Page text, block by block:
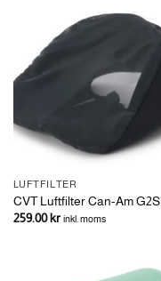
LUFTFILTER
CVT Luftfilter Can-Am G2S
259.00kr inkl. moms